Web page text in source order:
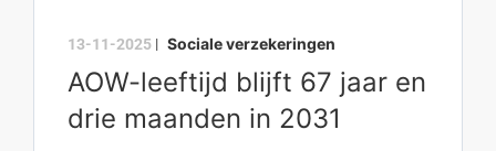
13-11-2025 | Sociale verzekeringen
AOW-leeftijd blijft 67 jaar en
drie maanden in 2031